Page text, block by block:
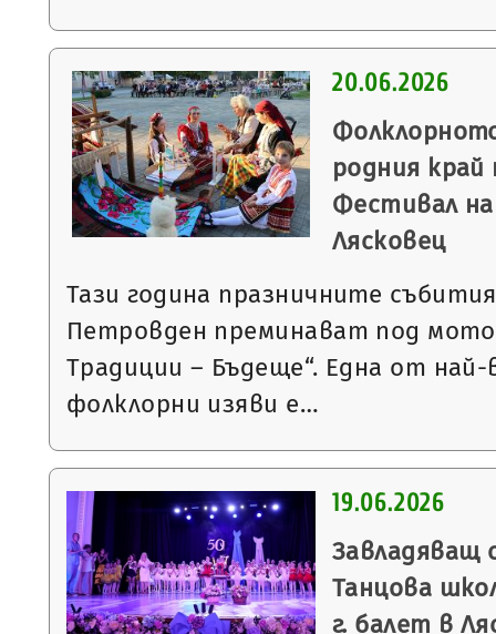
20.06.2026
родния
Фестивал
Лясковец
Тази година празничните
Петровден преминават под
Традиции – Бъдеще“. Една от
фолклорни изяви е…
19.06.2026
Завладяващ
Танцова
г. балет в